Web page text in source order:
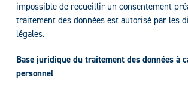
impossible de recueillir un consentement
traitement des données est autorisé par les
légales.
Base juridique du traitement des données à
personnel